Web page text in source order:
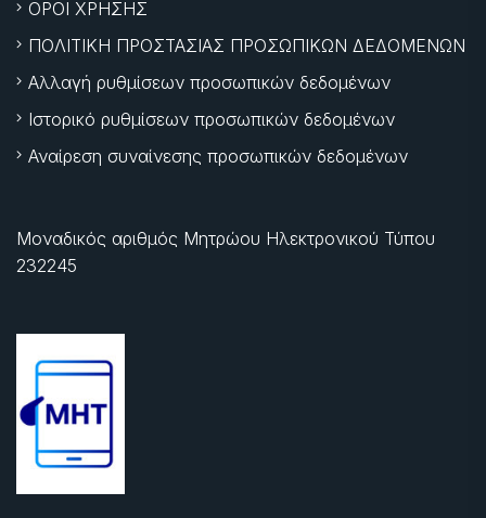
ΟΡΟΙ ΧΡΗΣΗΣ
ΠΟΛΙΤΙΚΗ ΠΡΟΣΤΑΣΙΑΣ ΠΡΟΣΩΠΙΚΩΝ ΔΕΔΟΜΕΝΩΝ
Αλλαγή ρυθμίσεων προσωπικών δεδομένων
Ιστορικό ρυθμίσεων προσωπικών δεδομένων
Αναίρεση συναίνεσης προσωπικών δεδομένων
Μοναδικός αριθμός Μητρώου Ηλεκτρονικού Τύπου
232245